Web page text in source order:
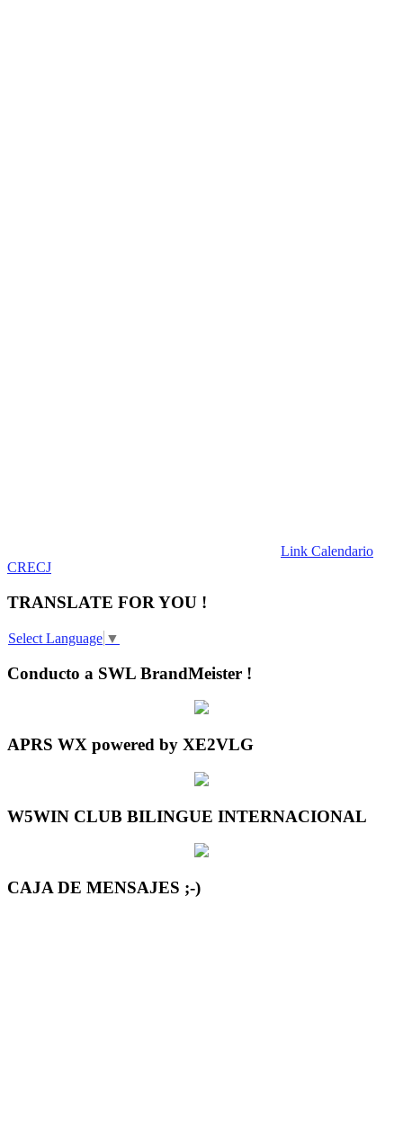
Link Calendario
CRECJ
TRANSLATE FOR YOU !
Select Language ▼
Conducto a SWL BrandMeister !
APRS WX powered by XE2VLG
W5WIN CLUB BILINGUE INTERNACIONAL
CAJA DE MENSAJES ;-)